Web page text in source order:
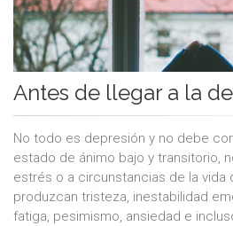
Antes de llegar a la
No todo es depresión y no debe
estado de ánimo bajo y transitorio,
estrés o a circunstancias de la vida
produzcan tristeza, inestabilidad
fatiga, pesimismo, ansiedad e